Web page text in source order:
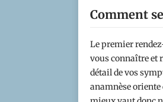
Comment
Le premier
vous connaître et
détail de vos
anamnèse